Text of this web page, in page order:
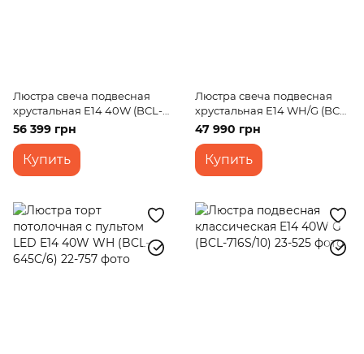
Люстра свеча подвесная
хрустальная E14 40W (BCL-
665S/24)
56 399 грн
Купить
Люстра свеча подвесная
хрустальная E14 WH/G (BCL-
731S/30)
47 990 грн
Купить